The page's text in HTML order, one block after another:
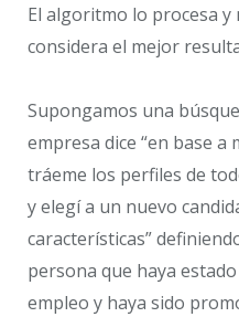
El algoritmo lo procesa y
considera el mejor
Supongamos una
empresa dice “en base
tráeme los perfiles de
y elegí a un nuevo
características”
persona que haya
empleo y haya sido